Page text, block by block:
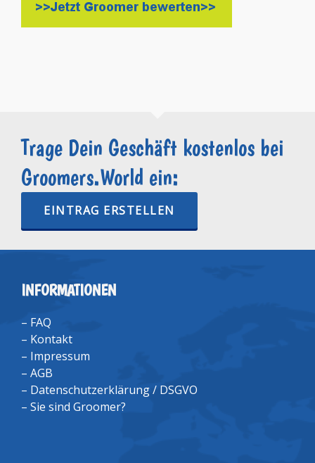
Trage Dein Geschäft kostenlos bei
Groomers.World ein:
EINTRAG ERSTELLEN
INFORMATIONEN
– FAQ
– Kontakt
– Impressum
– AGB
– Datenschutzerklärung / DSGVO
– Sie sind Groomer?